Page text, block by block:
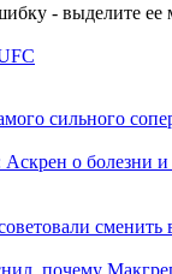
- выделите
сильного
о болезни и
сменить
почему